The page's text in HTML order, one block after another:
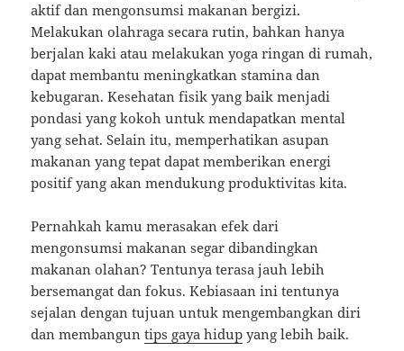
aktif dan mengonsumsi makanan bergizi.
Melakukan olahraga secara rutin, bahkan hanya
berjalan kaki atau melakukan yoga ringan di rumah,
dapat membantu meningkatkan stamina dan
kebugaran. Kesehatan fisik yang baik menjadi
pondasi yang kokoh untuk mendapatkan mental
yang sehat. Selain itu, memperhatikan asupan
makanan yang tepat dapat memberikan energi
positif yang akan mendukung produktivitas kita.
Pernahkah kamu merasakan efek dari
mengonsumsi makanan segar dibandingkan
makanan olahan? Tentunya terasa jauh lebih
bersemangat dan fokus. Kebiasaan ini tentunya
sejalan dengan tujuan untuk mengembangkan diri
dan membanguntips gaya hidup yang lebih baik.